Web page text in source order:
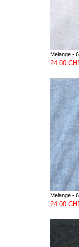
Melange -
24.00
Melange -
24.00